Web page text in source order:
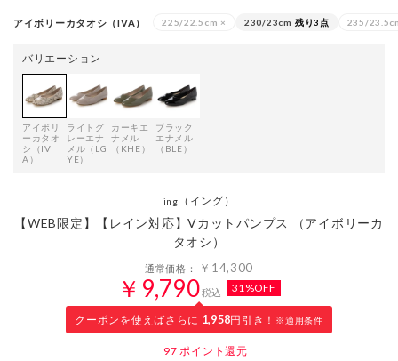
アイボリーカタオシ（IVA） 225/22.5cm × 230/23cm 残り3点 235/
バリエーション
アイボリ
ーカタオ
シ（IV
A）
ライトグ
レーエナ
メル（LG
YE）
カーキエ
ナメル
（KHE）
ブラック
エナメル
（BLE）
ing （イング）
【WEB限定】【レイン対応】Vカットパンプス （アイボリーカ
タオシ）
通常価格：￥14,300
￥9,790税込 31%OFF
クーポンを使えばさらに 1,958円引き！ ※適用条件
97 ポイント還元